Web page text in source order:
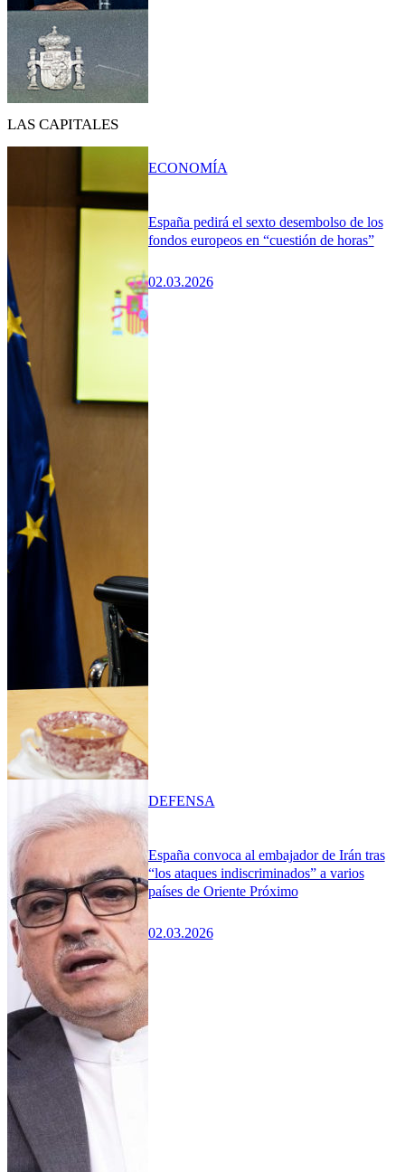
LAS CAPITALES
España pedirá el sexto desembolso de los
fondos europeos en “cuestión de horas”
02.03.2026
ECONOMÍA
España convoca al embajador de Irán tras
“los ataques indiscriminados” a varios
países de Oriente Próximo
02.03.2026
DEFENSA